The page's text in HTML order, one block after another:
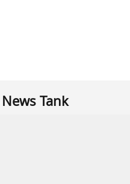
News Tank